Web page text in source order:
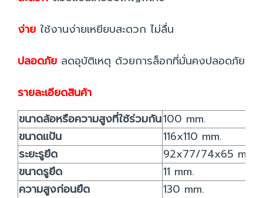
ง่าย ใช้งานง่ายเหยียบสะดวก ไม่ลื่น
ปลอดภัย ลดอุบัติเหตุ ด้วยการล็อกที่มั่นคงปลอดภัย
รายละเอียดสินค้า
ขนาดล้อหรือความสูงที่ใช้ร่วมกัน100 mm.
ขนาดแป้น
116x110 mm.
ระยะรูยึด
92x77/74x65 mm.
ขนาดรูยึด
11 mm.
ความสูงก่อนยืด
130 mm.